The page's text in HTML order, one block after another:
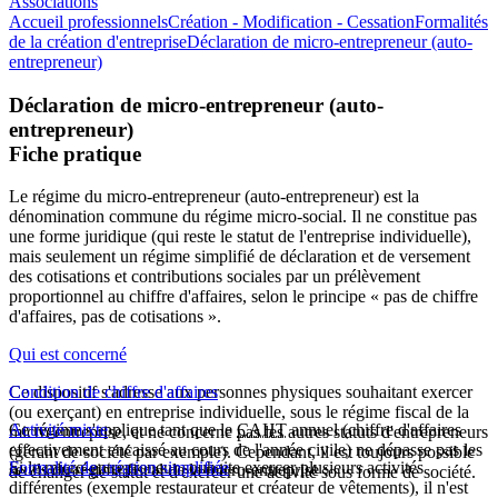
Accueil professionnelsCréation - Modification - CessationFormalités
de la création d'entrepriseDéclaration de micro-entrepreneur (auto-
entrepreneur)
Déclaration de micro-entrepreneur (auto-
entrepreneur)
Fiche pratique
Le régime du micro-entrepreneur (auto-entrepreneur) est la
dénomination commune du régime micro-social. Il ne constitue pas
une forme juridique (qui reste le statut de l'entreprise individuelle),
mais seulement un régime simplifié de déclaration et de versement
des cotisations et contributions sociales par un prélèvement
proportionnel au chiffre d'affaires, selon le principe « pas de chiffre
d'affaires, pas de cotisations ».
Qui est concerné
Ce dispositif s'adresse aux personnes physiques souhaitant exercer
(ou exerçant) en entreprise individuelle, sous le régime fiscal de la
micro-entreprise, et ne concerne pas les autres statuts d'entrepreneurs
(gérant de société par exemple). Cependant, il est toujours possible
de changer de statut et d'exercer une activité sous forme de société.
Condition de chiffre d'affaires
Ce régime s'applique tant que le CAHTannuel (chiffre d'affaires
effectivement encaissé au cours de l'année civile) ne dépasse pas les
seuils du régime fiscal de la micro-entreprise :
Activité mixte
Si le micro-entrepreneur souhaite exercer plusieurs activités
différentes (exemple restaurateur et créateur de vêtements), il n'est
Formalité de création simplifiée